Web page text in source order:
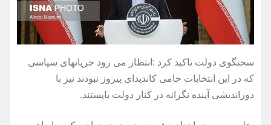
سخنگوی دولت تاکید کرد :انتظار می رود جریانهای سیاسی
که در این انتخابات حامی کاندیدای پیروز نبودند نیز با
دوراندیشی آینده نگرانه در کنار دولت بایستند.